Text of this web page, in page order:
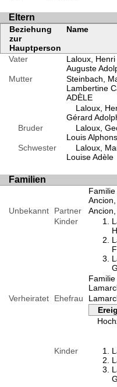
Eltern
Beziehung
zur
Hauptperson
Name
Vater
Laloux, Henri
Auguste
Mutter
Steinbach,
Lambertine
ADÈLE
Laloux,
Gérard
Bruder
Laloux,
Louis
Schwester
Laloux,
Louise Adèle
Familien
Unbekannt
Partner
Kinder
Verheiratet
Ehefrau
Kinder